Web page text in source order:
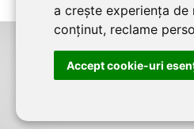
a crește experiența de
conținut, reclame
Accept cookie-uri
©2026 CONSTANTA CONSTRUCT